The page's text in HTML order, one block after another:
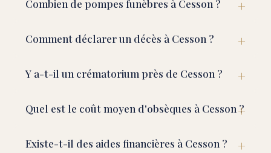
Combien de pompes funèbres à Cesson ?
Comment déclarer un décès à Cesson ?
Y a-t-il un crématorium près de Cesson ?
Quel est le coût moyen d'obsèques à Cesson ?
Existe-t-il des aides financières à Cesson ?